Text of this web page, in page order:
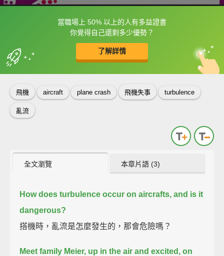
當職場上 50% 以上的人有多益證書
你覺得自己還剩多少優勢？
了解詳情
框選或點兩下字幕可以直接查字典喔！
收錄佳句 中
英
飛機 aircraft plane crash 飛機失事 turbulence
亂流
全文瀏覽 本章片語 (3)
How does turbulence occur on aircrafts, and is it
dangerous?
搭機時，亂流是怎麼發生的，那會危險嗎？
Meet family Meier, up in the air and excited, on